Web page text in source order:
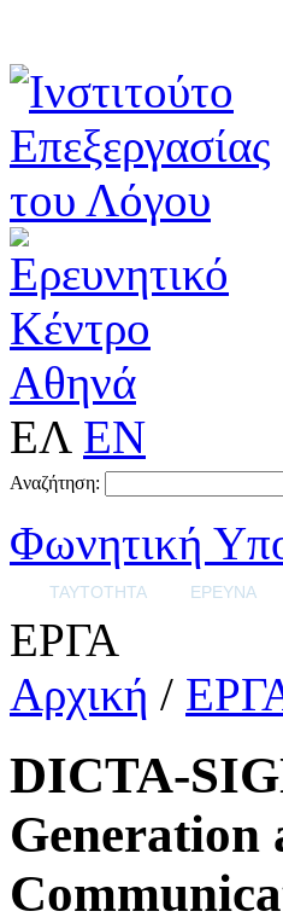
ΕΛ EN
Αναζήτηση:
Φωνητική
ΤΑΥΤΟΤΗΤΑ ΕΡΕΥΝΑ
ΕΡΓΑ
Αρχική /
DICTA-